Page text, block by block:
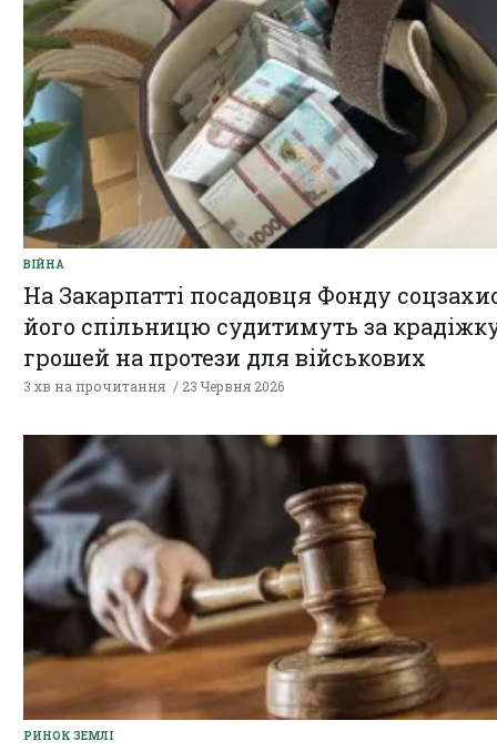
ВІЙНА
На Закарпатті посадовця Фонду
його спільницю судитимуть за
грошей на протези для військових
3 хв на прочитання 23 Червня 2026
РИНОК ЗЕМЛІ